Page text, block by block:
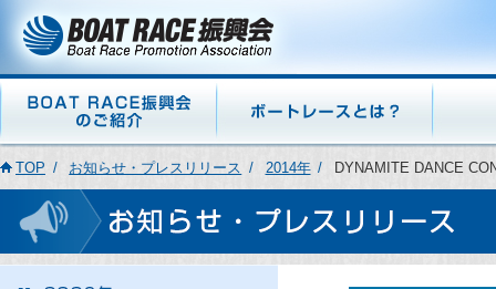
TOP お知らせ・プレスリリース 2014年 DYNAMITE DANCE